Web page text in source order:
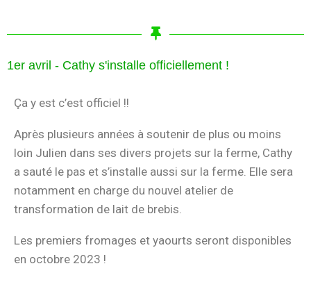
1er avril - Cathy s'installe officiellement !
Ça y est c’est officiel !!
Après plusieurs années à soutenir de plus ou moins
loin Julien dans ses divers projets sur la ferme, Cathy
a sauté le pas et s’installe aussi sur la ferme. Elle sera
notamment en charge du nouvel atelier de
transformation de lait de brebis.
Les premiers fromages et yaourts seront disponibles
en octobre 2023 !